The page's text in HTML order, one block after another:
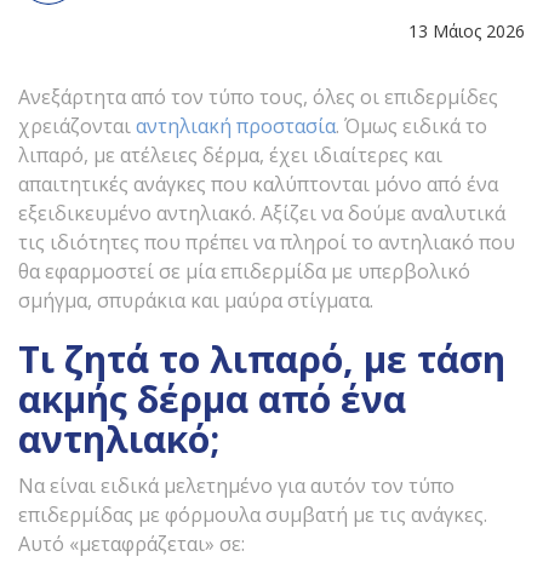
13 Μάιος 2026
Ανεξάρτητα από τον τύπο τους, όλες οι επιδερμίδες
χρειάζονταιαντηλιακή προστασία. Όμως ειδικά το
λιπαρό, με ατέλειες δέρμα, έχει ιδιαίτερες και
απαιτητικές ανάγκες που καλύπτονται μόνο από ένα
εξειδικευμένο αντηλιακό. Αξίζει να δούμε αναλυτικά
τις ιδιότητες που πρέπει να πληροί το αντηλιακό που
θα εφαρμοστεί σε μία επιδερμίδα με υπερβολικό
σμήγμα, σπυράκια και μαύρα στίγματα.
Τι ζητά το λιπαρό, με τάση
ακμής δέρμα από ένα
αντηλιακό;
Να είναι ειδικά μελετημένο για αυτόν τον τύπο
επιδερμίδας με φόρμουλα συμβατή με τις ανάγκες.
Αυτό «μεταφράζεται» σε: